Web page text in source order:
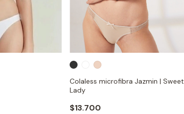
Colaless microfibra Jazmin | Sweet
Lady
$13.700